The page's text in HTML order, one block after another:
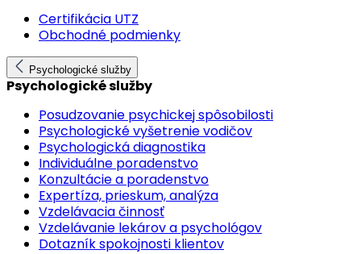
Certifikácia UTZ
Obchodné podmienky
Psychologické služby
Psychologické služby
Posudzovanie psychickej spôsobilosti
Psychologické vyšetrenie vodičov
Psychologická diagnostika
Individuálne poradenstvo
Konzultácie a poradenstvo
Expertíza, prieskum, analýza
Vzdelávacia činnosť
Vzdelávanie lekárov a psychológov
Dotazník spokojnosti klientov